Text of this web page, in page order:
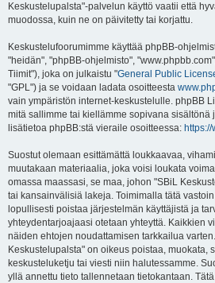
Keskustelupalsta"-palvelun käyttö vaatii että
muodossa, kuin ne on päivitetty tai korjattu.
Keskustelufoorumimme käyttää phpBB-
"heidän", "phpBB-ohjelmisto",
Tiimit"), joka on julkaistu "General Public
"GPL") ja se voidaan ladata osoitteesta
vain ympäristön internet-keskustelulle. phpBB
mitä sallimme tai kiellämme sopivana sisältönä
lisätietoa phpBB:stä vieraile osoitteessa:
Suostut olemaan esittämättä loukkaavaa,
muutakaan materiaalia, joka voisi loukata
omassa maassasi, se maa, johon "SBiL
tai kansainvälisiä lakeja. Toimimalla tätä
lopullisesti poistaa järjestelmän käyttäjistä ja
yhteydentarjoajaasi otetaan yhteyttä. Kaikkien
näiden ehtojen noudattamisen tarkkailua
Keskustelupalsta" on oikeus poistaa, muokata,
keskusteluketju tai viesti niin halutessamme.
yllä annettu tieto tallennetaan tietokantaan.